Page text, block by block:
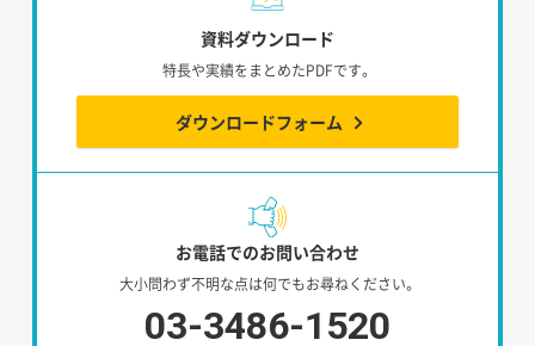
資料ダウンロード
特長や実績をまとめたPDFです。
ダウンロードフォーム
お電話でのお問い合わせ
大小問わず不明な点は何でもお尋ねください。
03-3486-1520